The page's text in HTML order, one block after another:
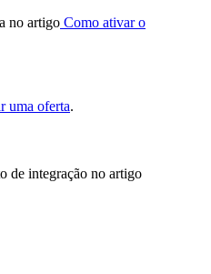
no artigo Como ativar o
uma oferta.
de integração no artigo